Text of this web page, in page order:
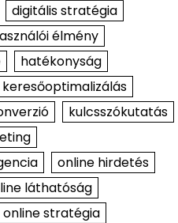
digitális stratégia
élmény
hatékonyság
keresőoptimalizálás
kulcsszókutatás
online hirdetés
láthatóság
online stratégia